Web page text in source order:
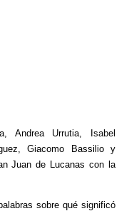
Andrea Urrutia, Isabel
Giacomo Bassilio y
Juan de Lucanas con la
sobre qué significó